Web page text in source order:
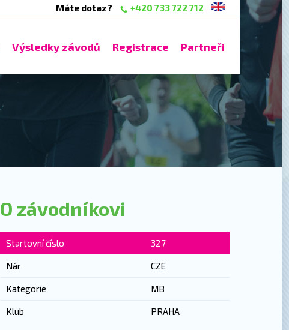
Máte dotaz? +420 733 722 712
Výsledky závodů Registrace Partneři
O závodníkovi
Startovní číslo 327
Nár CZE
Kategorie MB
Klub PRAHA